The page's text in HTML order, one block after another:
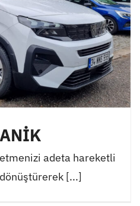
adeta hareketli
[...]